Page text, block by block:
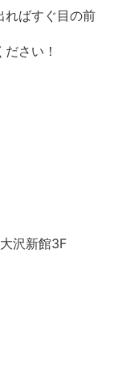
ればすぐ目の前
さい！
沢新館3F